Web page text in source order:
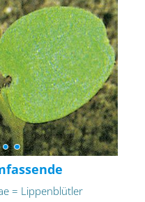
= Lippenblütler